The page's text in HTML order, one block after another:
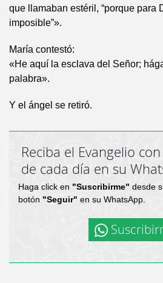
que llamaban estéril, “porque para
imposible”».
María contestó:
«He aquí la esclava del Señor;
palabra».
Y el ángel se retiró.
Reciba el Evangelio
de cada día en su
Haga click en "Suscribirme" desde
botón "Seguir" en su WhatsApp.